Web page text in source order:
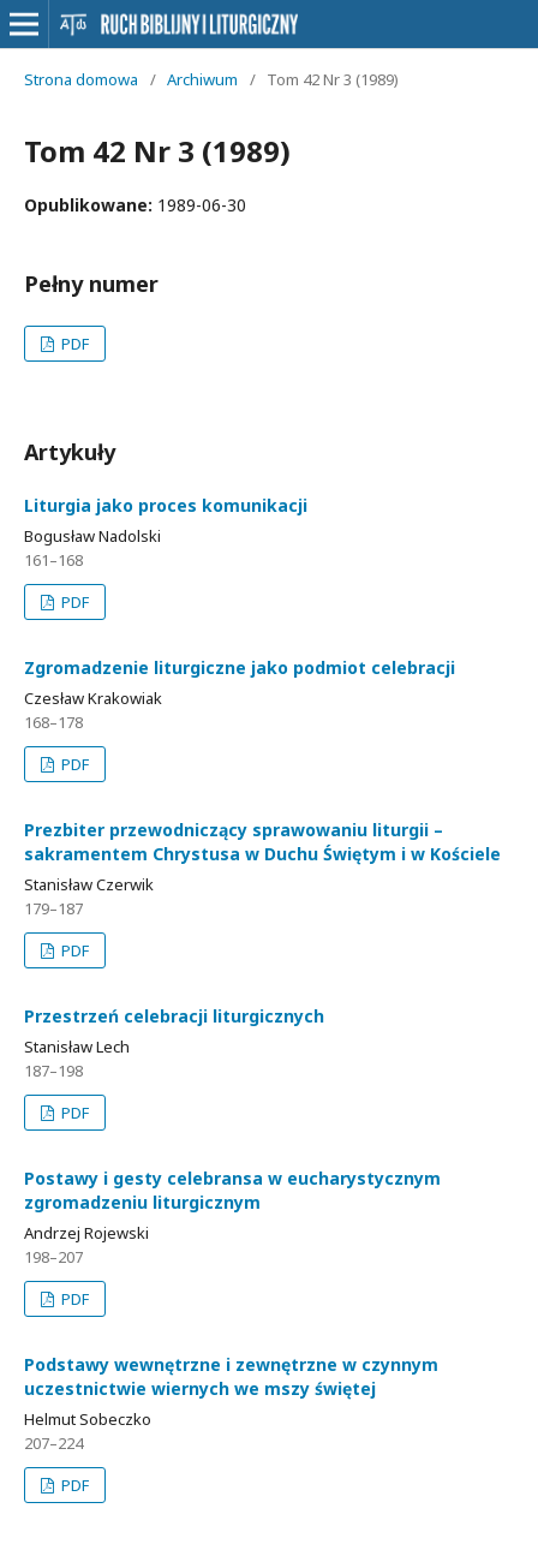
Strona domowa / Archiwum / Tom 42 Nr 3 (1989)
Tom 42 Nr 3 (1989)
Opublikowane: 1989-06-30
Pełny numer
PDF
Artykuły
Liturgia jako proces komunikacji
Bogusław Nadolski
161–168
PDF
Zgromadzenie liturgiczne jako podmiot celebracji
Czesław Krakowiak
168–178
PDF
Prezbiter przewodniczący sprawowaniu liturgii –
sakramentem Chrystusa w Duchu Świętym i w Kościele
Stanisław Czerwik
179–187
PDF
Przestrzeń celebracji liturgicznych
Stanisław Lech
187–198
PDF
Postawy i gesty celebransa w eucharystycznym
zgromadzeniu liturgicznym
Andrzej Rojewski
198–207
PDF
Podstawy wewnętrzne i zewnętrzne w czynnym
uczestnictwie wiernych we mszy świętej
Helmut Sobeczko
207–224
PDF